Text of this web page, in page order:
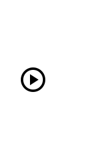
play_circle